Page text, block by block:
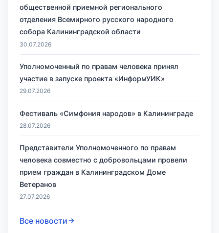
общественной приемной регионального
отделения Всемирного русского народного
собора Калининградской области
30.07.2026
Уполномоченный по правам человека принял
участие в запуске проекта «ИнформУИК»
29.07.2026
Фестиваль «Симфония народов» в Калининграде
28.07.2026
Представители Уполномоченного по правам
человека совместно с добровольцами провели
прием граждан в Калининградском Доме
Ветеранов
27.07.2026
Все новости